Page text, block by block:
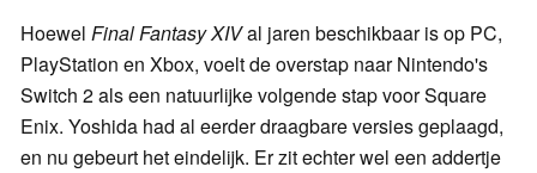
Hoewel Final Fantasy XIVal jaren beschikbaar is op PC,
PlayStation en Xbox, voelt de overstap naar Nintendo's
Switch 2 als een natuurlijke volgende stap voor Square
Enix. Yoshida had al eerder draagbare versies geplaagd,
en nu gebeurt het eindelijk. Er zit echter wel een addertje